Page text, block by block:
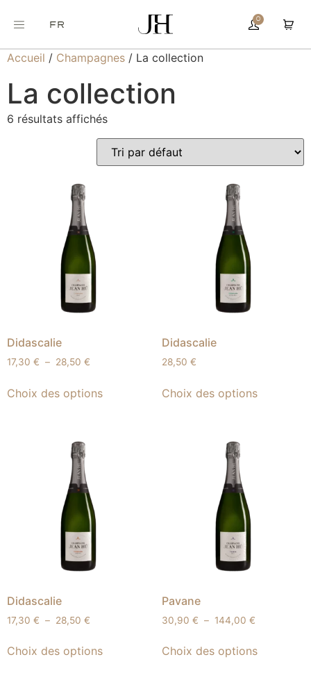
FR 0
Accueil / Champagnes / La collection
La collection
6 résultats affichés
Didascalie
17,30 € – 28,50 €
Choix des options
Didascalie
28,50 €
Choix des options
Didascalie
17,30 € – 28,50 €
Choix des options
Pavane
30,90 € – 144,00 €
Choix des options